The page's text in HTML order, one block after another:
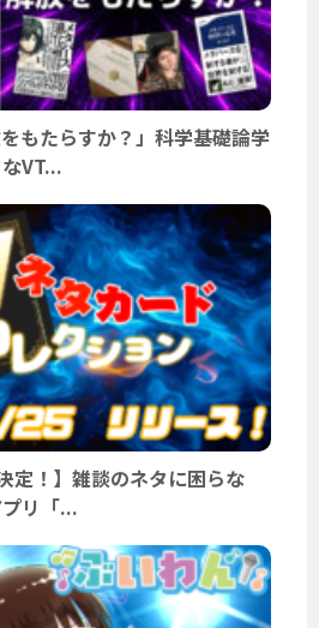
をもたらすか？」科学基礎論学
VT...
定！】雑談のネタに困らな
リ「...